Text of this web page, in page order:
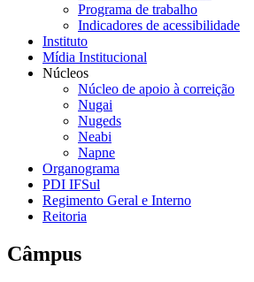
Programa de trabalho
Indicadores de acessibilidade
Instituto
Mídia Institucional
Núcleos
Núcleo de apoio à correição
Nugai
Nugeds
Neabi
Napne
Organograma
PDI IFSul
Regimento Geral e Interno
Reitoria
Câmpus